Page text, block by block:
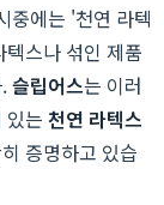
중에는 '천연 라텍
스나 섞인 제품
슬립어스는 이러
있는 천연 라텍스
증명하고 있습